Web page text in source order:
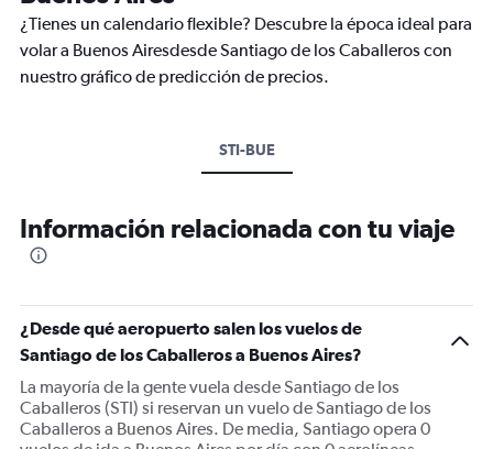
¿Tienes un calendario flexible? Descubre la época ideal para
volar a Buenos Airesdesde Santiago de los Caballeros con
nuestro gráfico de predicción de precios.
STI-BUE
Información relacionada con tu viaje
¿Desde qué aeropuerto salen los vuelos de
Santiago de los Caballeros a Buenos Aires?
La mayoría de la gente vuela desde Santiago de los
Caballeros (STI) si reservan un vuelo de Santiago de los
Caballeros a Buenos Aires. De media, Santiago opera 0